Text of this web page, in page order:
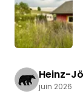
Heinz-
juin 2026